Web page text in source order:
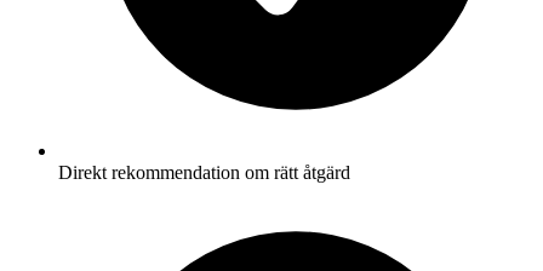
Direkt rekommendation om rätt åtgärd